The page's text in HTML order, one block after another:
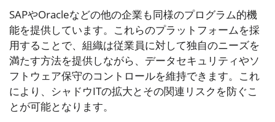
SAPやOracleなどの他の企業も同様のプログラム的機
能を提供しています。これらのプラットフォームを採
用することで、組織は従業員に対して独自のニーズを
満たす方法を提供しながら、データセキュリティやソ
フトウェア保守のコントロールを維持できます。これ
により、シャドウITの拡大とその関連リスクを防ぐこ
とが可能となります。